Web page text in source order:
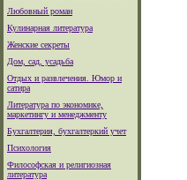
Любовный роман
Кулинарная литература
Женские секреты
Дом, сад, усадьба
Отдых и развлечения. Юмор и
сатира
Литература по экономике,
маркетингу и менеджменту
Бухгалтерия, бухгалтеркий учет
Психология
Философская и религиозная
литература